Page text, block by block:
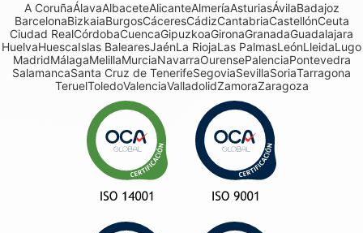
A CoruñaÁlavaAlbaceteAlicanteAlmeríaAsturiasÁvilaBadajoz
BarcelonaBizkaiaBurgosCáceresCádizCantabriaCastellónCeuta
Ciudad RealCórdobaCuencaGipuzkoaGironaGranadaGuadalajara
HuelvaHuescaIslas BalearesJaénLa RiojaLas PalmasLeónLleidaLugo
MadridMálagaMelillaMurciaNavarraOurensePalenciaPontevedra
SalamancaSanta Cruz de TenerifeSegoviaSevillaSoriaTarragona
TeruelToledoValenciaValladolidZamoraZaragoza